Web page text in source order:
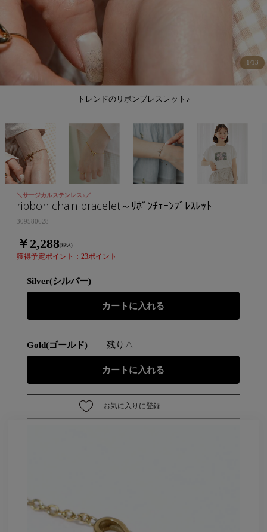
トレンドのリボンブレスレット♪
1/13
＼サージカルステンレス♪／
ribbon chain bracelet～ﾘﾎﾞﾝﾁｪｰﾝﾌﾞﾚｽﾚｯﾄ
309580628
￥2,288(税込)
獲得予定ポイント：23ポイント
Silver(シルバー)
Gold(ゴールド) 残り△
お気に入りに登録